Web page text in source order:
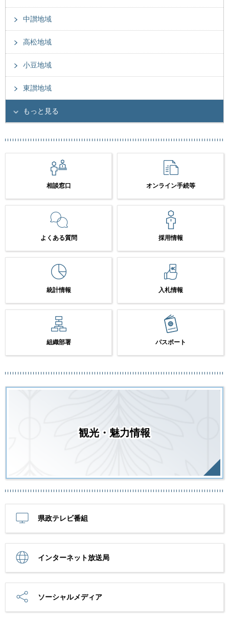
中讃地域
高松地域
小豆地域
東讃地域
もっと見る
相談窓口 オンライン手続等
よくある質問 採用情報
統計情報 入札情報
組織部署 パスポート
観光・魅力情報
県政テレビ番組
インターネット放送局
ソーシャルメディア